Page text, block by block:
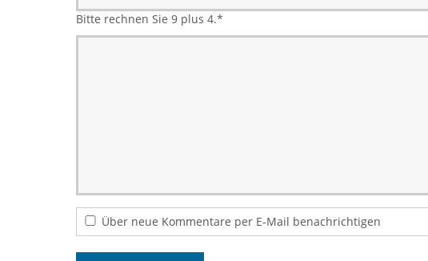
Bitte rechnen Sie 9 plus 4.*
Über neue Kommentare per E-Mail benachrichtigen